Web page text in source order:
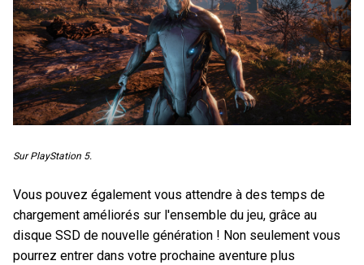
Sur PlayStation 5.
Vous pouvez également vous attendre à des temps de
chargement améliorés sur l'ensemble du jeu, grâce au
disque SSD de nouvelle génération ! Non seulement vous
pourrez entrer dans votre prochaine aventure plus